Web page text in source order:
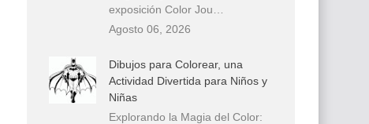
exposición Color Jou…
Agosto 06, 2026
Dibujos para Colorear, una
Actividad Divertida para Niños y
Niñas
Explorando la Magia del Color: